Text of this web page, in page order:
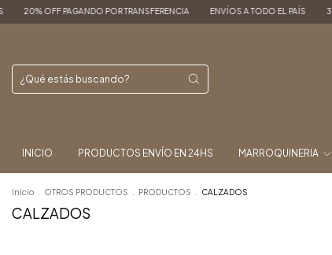
TRANSFERENCIA ENVÍOS A TODO EL PAÍS 3, 6 y 9 CUOTAS SIN INTERES
INICIO PRODUCTOS ENVÍO EN 24HS MARROQUINERIA
Inicio OTROS PRODUCTOS PRODUCTOS CALZADOS
CALZADOS